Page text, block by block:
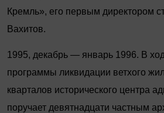
Кремль», его первым директором
Вахитов.
1995, декабрь — январь 1996. В
программы ликвидации ветхого
кварталов исторического центра
поручает девятнадцати частным